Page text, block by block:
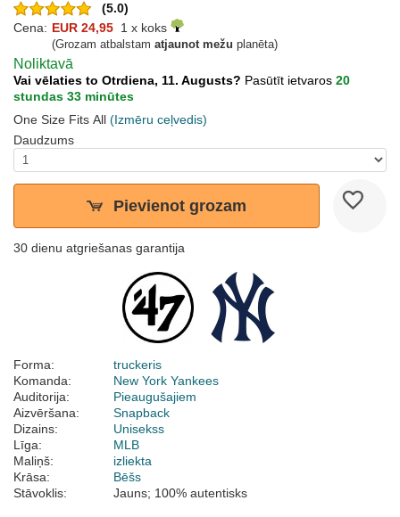
(5.0)
Cena: EUR 24,95 1 x koks
(Grozam atbalstam atjaunot mežu planēta)
Noliktavā
Vai vēlaties to Otrdiena, 11. Augusts? Pasūtīt ietvaros 20
stundas 33 minūtes
One Size Fits All (Izmēru ceļvedis)
Daudzums
Pievienot grozam
30 dienu atgriešanas garantija
Forma:
truckeris
Komanda:
New York Yankees
Auditorija:
Pieaugušajiem
Aizvēršana:
Snapback
Dizains:
Unisekss
Līga:
MLB
Maliņš:
izliekta
Krāsa:
Bēšs
Stāvoklis:
Jauns; 100% autentisks